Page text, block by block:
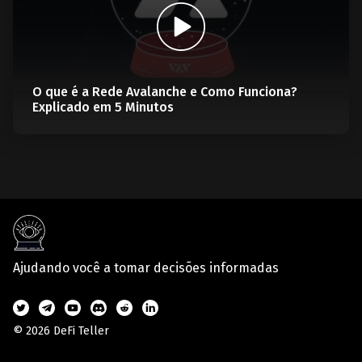
O que é a Rede Avalanche e Como Funciona?
Explicado em 5 Minutos
Ajudando você a tomar decisões informadas
© 2026 DeFi Teller